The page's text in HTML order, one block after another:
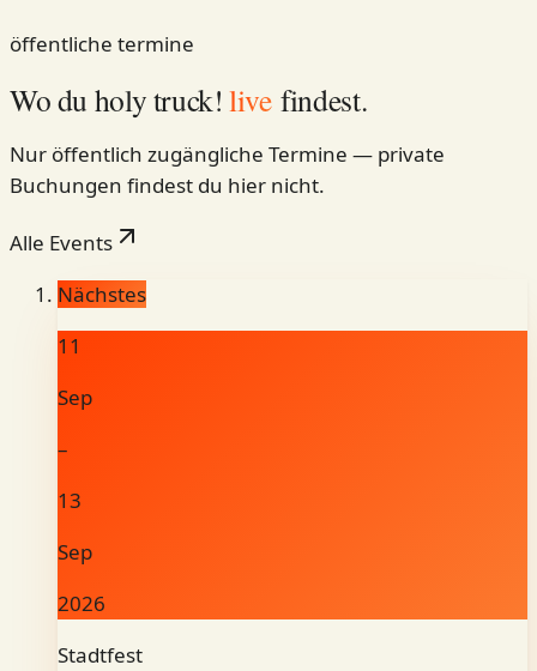
öffentliche termine
Wo du holy truck! live findest.
Nur öffentlich zugängliche Termine — private
Buchungen findest du hier nicht.
Alle Events
Nächstes
11
Sep
–
13
Sep
2026
Stadtfest